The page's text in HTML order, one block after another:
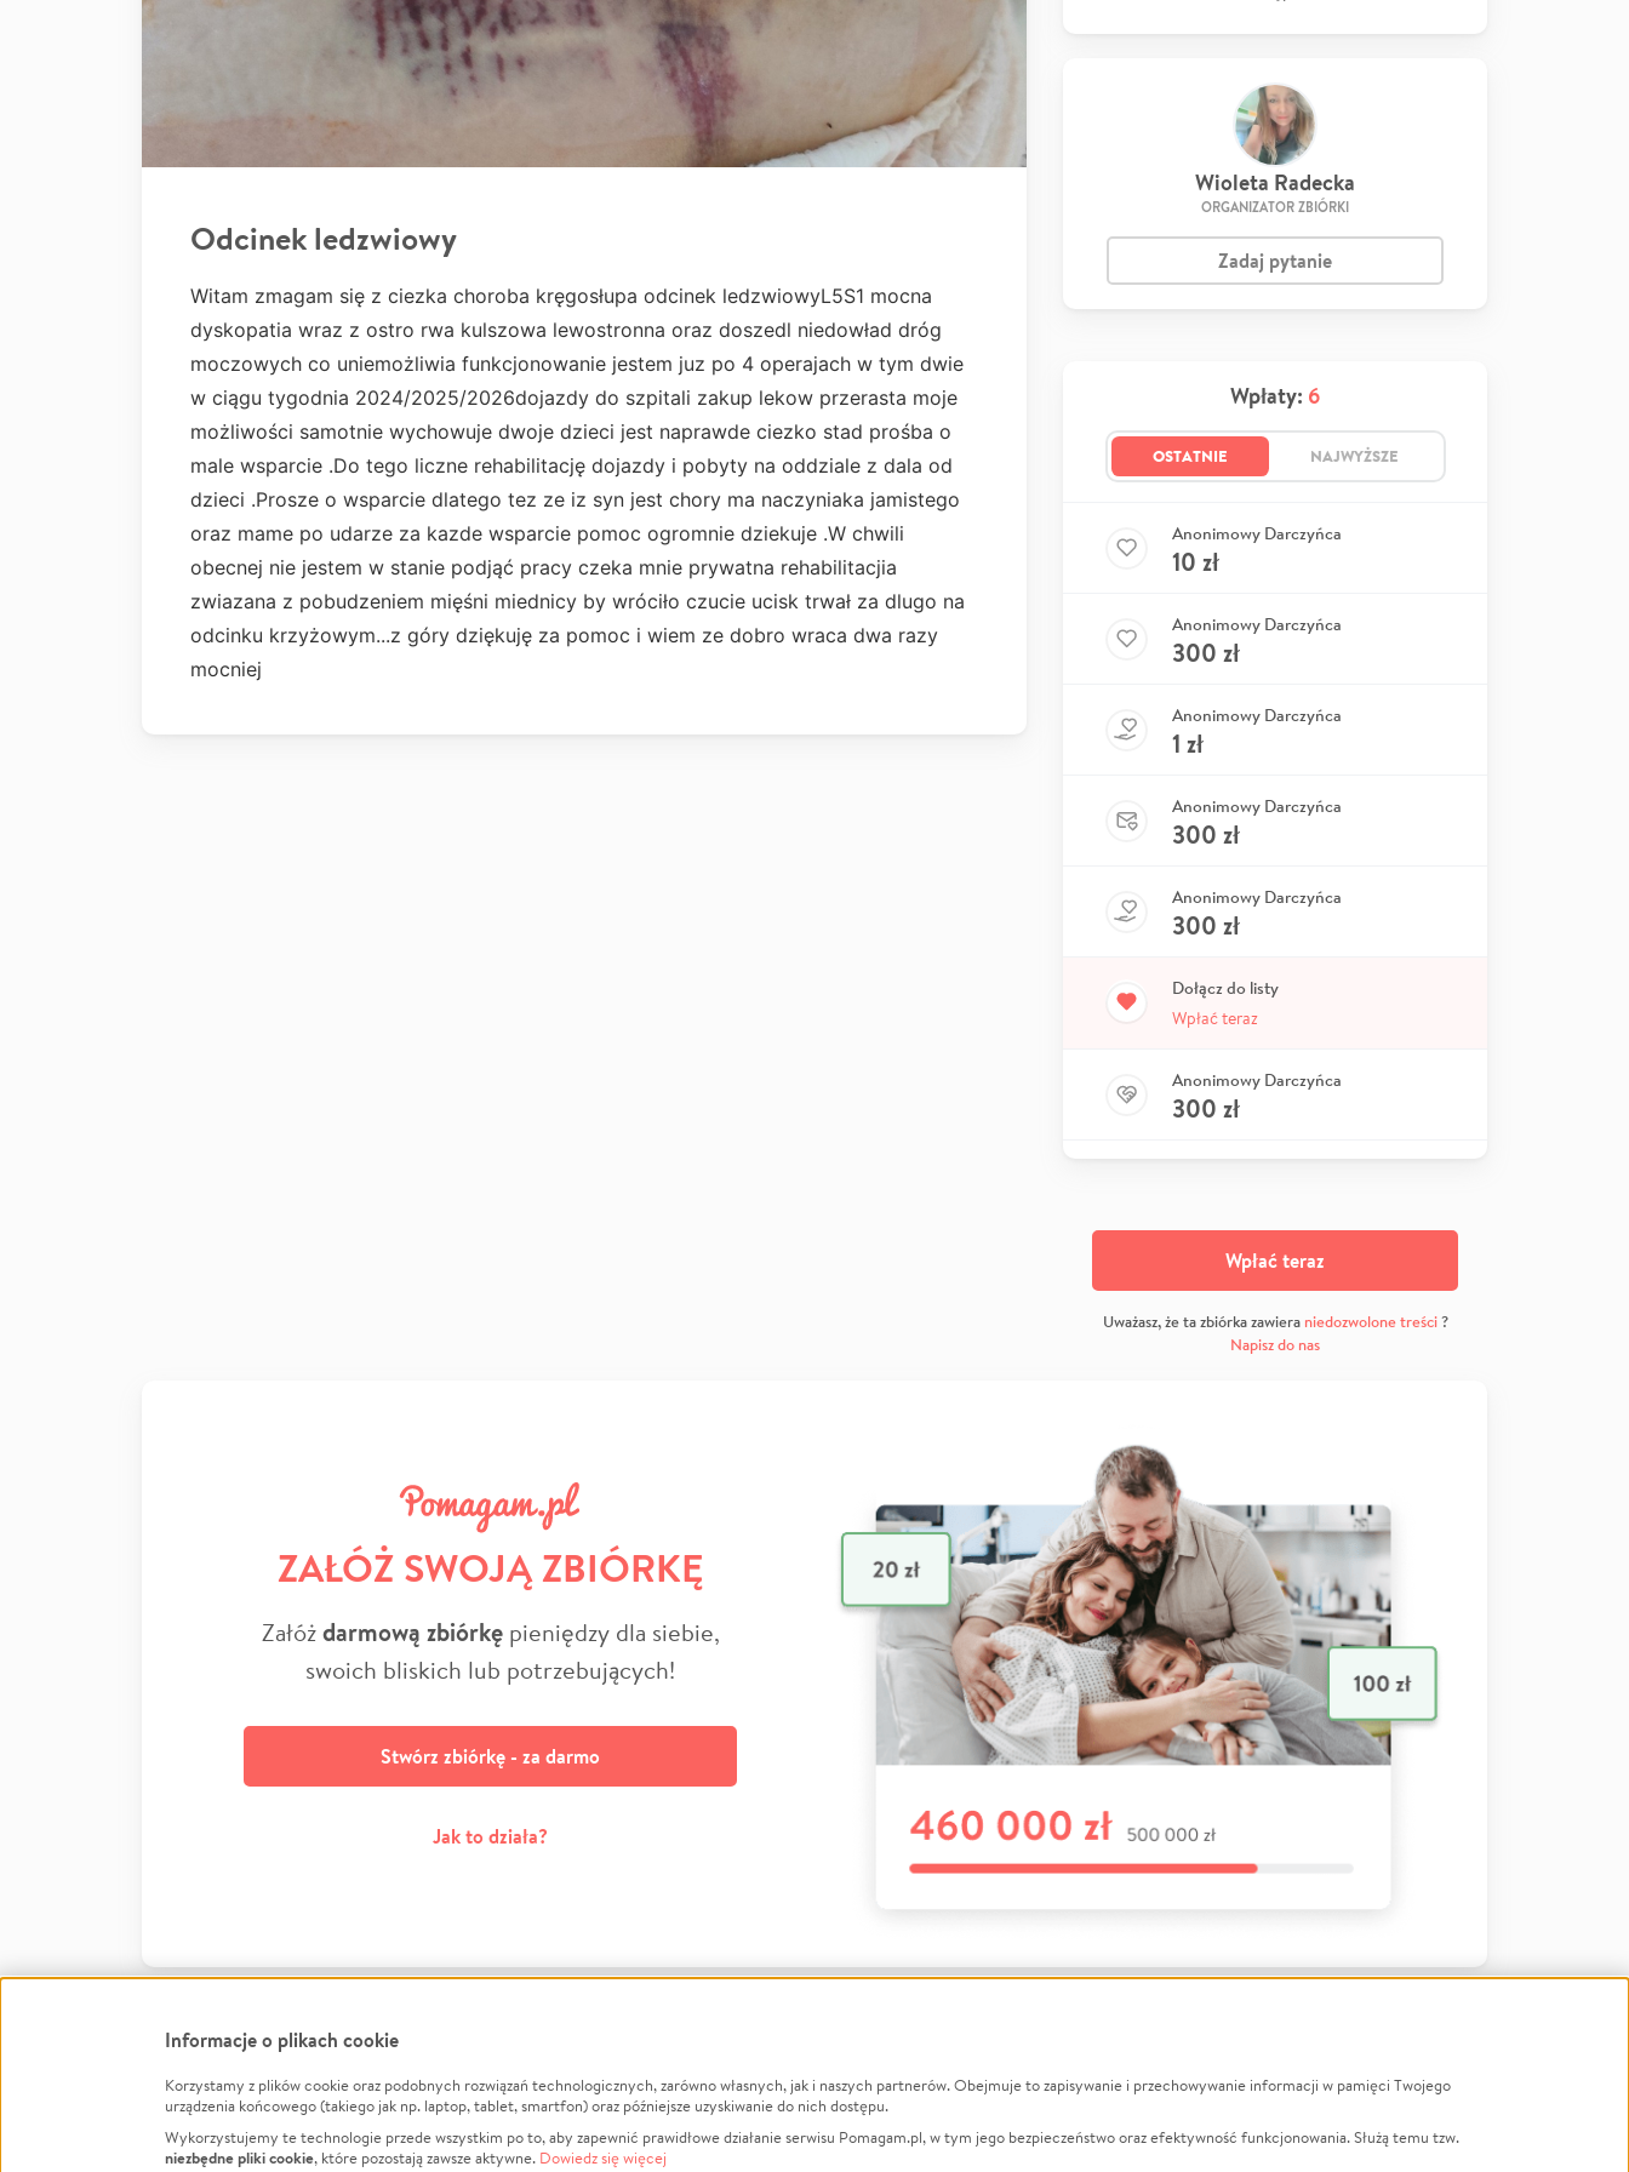
Odcinek ledzwiowy
Witam zmagam się z ciezka choroba kręgosłupa odcinek ledzwiowyL5S1 mocna
dyskopatia wraz z ostro rwa kulszowa lewostronna oraz doszedl niedowład dróg
moczowych co uniemożliwia funkcjonowanie jestem juz po 4 operajach w tym dwie
w ciągu tygodnia 2024/2025/2026dojazdy do szpitali zakup lekow przerasta moje
możliwości samotnie wychowuje dwoje dzieci jest naprawde ciezko stad prośba o
male wsparcie .Do tego liczne rehabilitację dojazdy i pobyty na oddziale z dala od
dzieci .Prosze o wsparcie dlatego tez ze iz syn jest chory ma naczyniaka jamistego
oraz mame po udarze za kazde wsparcie pomoc ogromnie dziekuje .W chwili
obecnej nie jestem w stanie podjąć pracy czeka mnie prywatna rehabilitacjia
zwiazana z pobudzeniem mięśni miednicy by wróciło czucie ucisk trwał za dlugo na
odcinku krzyżowym...z góry dziękuję za pomoc i wiem ze dobro wraca dwa razy
mocniej
Wioleta Radecka
ORGANIZATOR ZBIÓRKI
Zadaj pytanie
Wpłaty: 6
OSTATNIE NAJWYŻSZE
Anonimowy Darczyńca
10 zł
Anonimowy Darczyńca
300 zł
Anonimowy Darczyńca
1 zł
Anonimowy Darczyńca
300 zł
Anonimowy Darczyńca
300 zł
Dołącz do listy
Wpłać teraz
Anonimowy Darczyńca
300 zł
Wpłać teraz
Uważasz, że ta zbiórka zawiera niedozwolone treści?
Napisz do nas
ZAŁÓŻ SWOJĄ ZBIÓRKĘ
Załóżdarmową zbiórkępieniędzy dla siebie,
swoich bliskich lub potrzebujących!
Stwórz zbiórkę - za darmo
Jak to działa?
FacebookTwitter Instagram
Informacje
Jak to działa?
O nas
Opinie
Zbieraj na
Leczenie
LGBTQ+
Informacje o plikach cookie
Korzystamy z plików cookie oraz podobnych rozwiązań technologicznych, zarówno własnych, jak i naszych partnerów. Obejmuje to zapisywanie i przechowywanie informacji w pamięci Twojego
urządzenia końcowego (takiego jak np. laptop, tablet, smartfon) oraz późniejsze uzyskiwanie do nich dostępu.
Wykorzystujemy te technologie przede wszystkim po to, aby zapewnić prawidłowe działanie serwisu Pomagam.pl, w tym jego bezpieczeństwo oraz efektywność funkcjonowania. Służą temu tzw.
niezbędne pliki cookie, które pozostają zawsze aktywne. Dowiedz się więcej